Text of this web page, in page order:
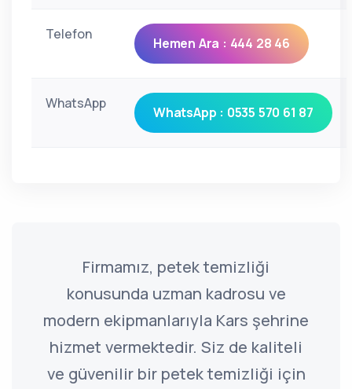
Telefon
Hemen Ara : 444 28 46
WhatsApp
WhatsApp : 0535 570 61 87
Firmamız, petek temizliği
konusunda uzman kadrosu ve
modern ekipmanlarıyla Kars şehrine
hizmet vermektedir. Siz de kaliteli
ve güvenilir bir petek temizliği için